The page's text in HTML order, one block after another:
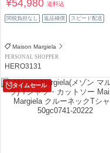
¥54,980送料込
関税負担なし 返品補償 スピード配送
Maison Margiela
PERSONAL SHOPPER
HERO3131
タイムセール